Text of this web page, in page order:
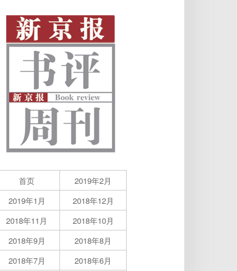
首页
2019年2月
2019年1月
2018年12月
2018年11月
2018年10月
2018年9月
2018年8月
2018年7月
2018年6月